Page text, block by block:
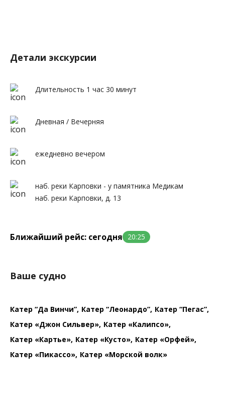
Детали экскурсии
Длительность 1 час 30 минут
Дневная / Вечерняя
ежедневно вечером
наб. реки Карповки - у памятника Медикам
наб. реки Карповки, д. 13
Ближайший рейс: сегодня 20:25
Ваше судно
Катер “Да Винчи” Катер “Леонардо” Катер “Пегас”
Катер «Джон Сильвер» Катер «Калипсо»
Катер «Картье» Катер «Кусто» Катер «Орфей»
Катер «Пикассо» Катер «Морской волк»